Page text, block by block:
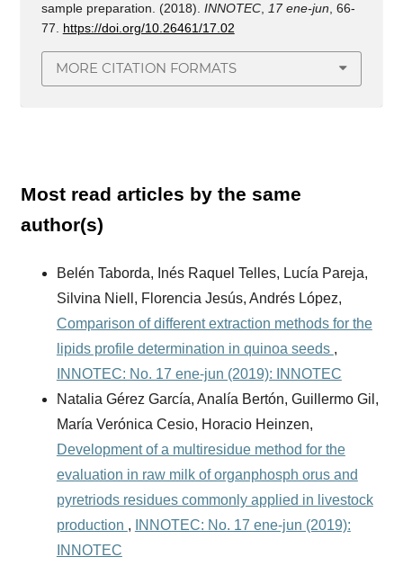
sample preparation. (2018). INNOTEC, 17 ene-jun , 66-
77. https://doi.org/10.26461/17.02
MORE CITATION FORMATS
Most read articles by the same
author(s)
Belén Taborda, Inés Raquel Telles, Lucía Pareja,
Silvina Niell, Florencia Jesús, Andrés López,
Comparison of different extraction methods for the
lipids profile determination in quinoa seeds ,
INNOTEC: No. 17 ene-jun (2019): INNOTEC
Natalia Gérez García, Analía Bertón, Guillermo Gil,
María Verónica Cesio, Horacio Heinzen,
Development of a multiresidue method for the
evaluation in raw milk of organphosph orus and
pyretriods residues commonly applied in livestock
production ,
INNOTEC: No. 17 ene-jun (2019):
INNOTEC